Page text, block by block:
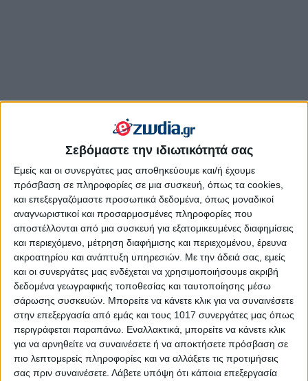
Σεβόμαστε την ιδιωτικότητά σας
Εμείς και οι συνεργάτες μας αποθηκεύουμε και/ή έχουμε
πρόσβαση σε πληροφορίες σε μια συσκευή, όπως τα cookies,
και επεξεργαζόμαστε προσωπικά δεδομένα, όπως μοναδικοί
αναγνωριστικοί και προσαρμοσμένες πληροφορίες που
αποστέλλονται από μια συσκευή για εξατομικευμένες διαφημίσεις
και περιεχόμενο, μέτρηση διαφήμισης και περιεχομένου, έρευνα
ακροατηρίου και ανάπτυξη υπηρεσιών. Με την άδειά σας, εμείς
και οι συνεργάτες μας ενδέχεται να χρησιμοποιήσουμε ακριβή
δεδομένα γεωγραφικής τοποθεσίας και ταυτοποίησης μέσω
σάρωσης συσκευών. Μπορείτε να κάνετε κλικ για να συναινέσετε
στην επεξεργασία από εμάς και τους 1017 συνεργάτες μας όπως
περιγράφεται παραπάνω. Εναλλακτικά, μπορείτε να κάνετε κλικ
για να αρνηθείτε να συναινέσετε ή να αποκτήσετε πρόσβαση σε
πιο λεπτομερείς πληροφορίες και να αλλάξετε τις προτιμήσεις
σας πριν συναινέσετε. Λάβετε υπόψη ότι κάποια επεξεργασία
Ας δούμε, όμως, πως λειτουργούν τα
12 ζώδια σε μια περίπτωση απιστίας: